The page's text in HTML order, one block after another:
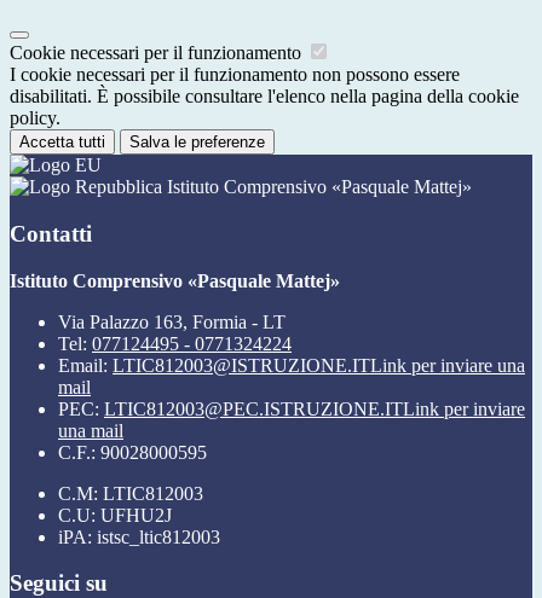
Cookie necessari per il funzionamento
I cookie necessari per il funzionamento non possono essere
disabilitati. È possibile consultare l'elenco nella pagina della cookie
policy.
Accetta tutti Salva le preferenze
Istituto Comprensivo «Pasquale Mattej»
Contatti
Istituto Comprensivo «Pasquale Mattej»
Via Palazzo 163, Formia - LT
Tel: 077124495 - 0771324224
Email: LTIC812003@ISTRUZIONE.ITLink per inviare una
mail
PEC: LTIC812003@PEC.ISTRUZIONE.ITLink per inviare
una mail
C.F.: 90028000595
C.M: LTIC812003
C.U: UFHU2J
iPA: istsc_ltic812003
Seguici su